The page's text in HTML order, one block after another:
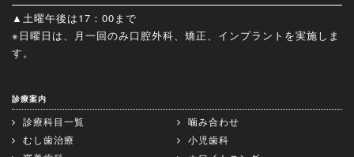
▲土曜午後は17：00まで
※日曜日は、月一回のみ口腔外科、矯正、インプラントを実施しま
す。
診療案内
診療科目一覧
噛み合わせ
むし歯治療
小児歯科